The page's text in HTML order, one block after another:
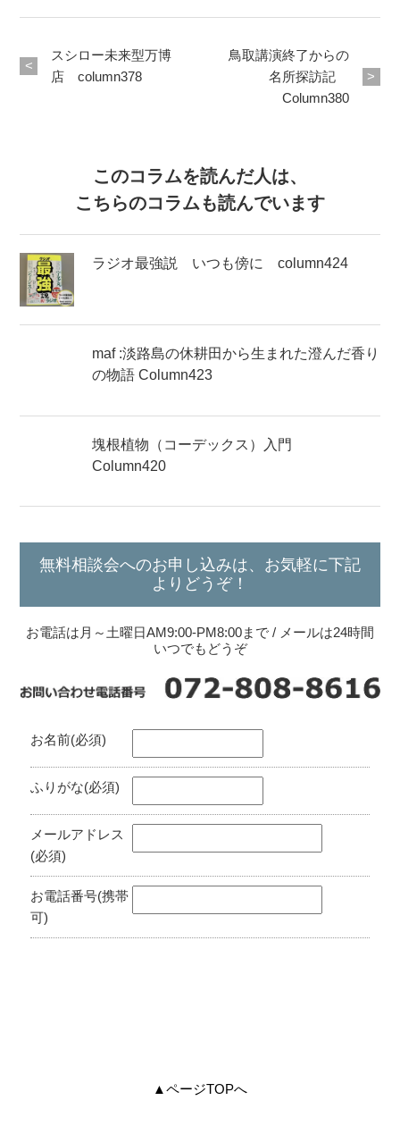
スシロー未来型万博
店 column378
鳥取講演終了からの
名所探訪記
Column380
このコラムを読んだ人は、
こちらのコラムも読んでいます
ラジオ最強説 いつも傍に column424
maf :淡路島の休耕田から生まれた澄んだ香り
の物語 Column423
塊根植物（コーデックス）入門
Column420
無料相談会へのお申し込みは、お気軽に下記
よりどうぞ！
お電話は月～土曜日AM9:00-PM8:00まで / メールは24時間
いつでもどうぞ
お名前(必須)
ふりがな(必須)
メールアドレス
(必須)
お電話番号(携帯
可)
▲ページTOPへ